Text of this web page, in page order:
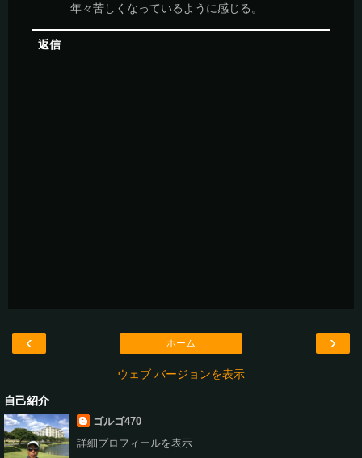
年々苦しくなっているように感じる。
返信
‹ ›
ホーム
ウェブ バージョンを表示
自己紹介
ゴルゴ470
詳細プロフィールを表示